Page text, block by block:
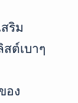
ริม
สต์เบาๆ
อง